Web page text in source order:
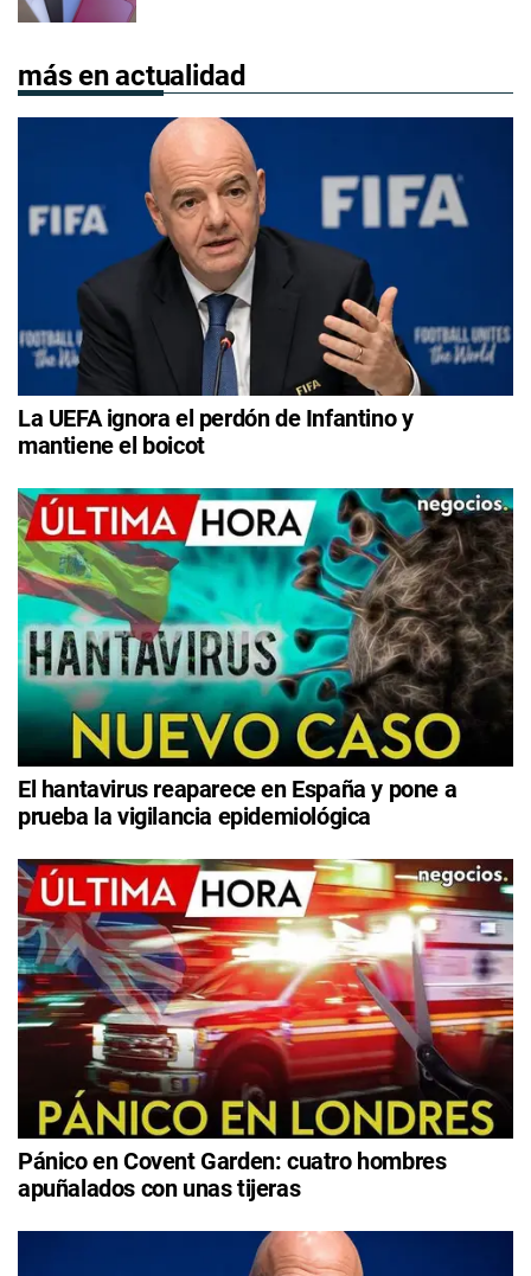
más en actualidad
La UEFA ignora el perdón de Infantino y
mantiene el boicot
El hantavirus reaparece en España y pone a
prueba la vigilancia epidemiológica
Pánico en Covent Garden: cuatro hombres
apuñalados con unas tijeras